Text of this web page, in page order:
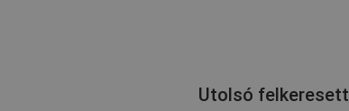
Utolsó